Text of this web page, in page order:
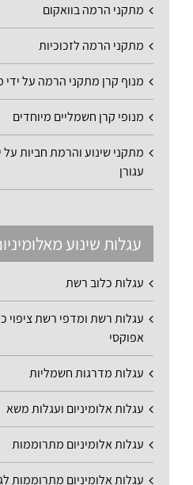
מתקני הרמה בוואקום
מתקני הרמה לזכוכיות
מנוף קרן מתקני הרמה על ידי
מנופי קרן חשמליים מיוחדים
מתקני שינוע והרמת חביות על
עגורן
עגלות שינוע
עגלות כלוב רשת
עגלות רשת ומדפי רשת ציפוי
אפוקסי
עגלות מדרגות חשמליות
עגלות אלומיניום ועגלות משא
עגלות אלומיניום מתרוממות
עגלות אלומיניום מתרוממות